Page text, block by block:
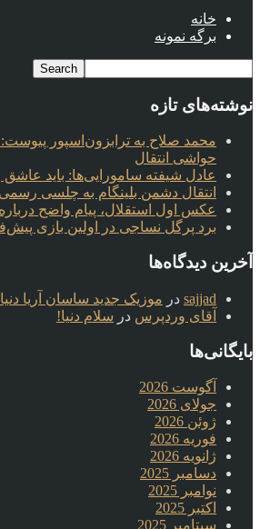
خانه
برگه نمونه
نوشته‌های تازه
محمد صلاح به ترابزون‌اسپور پیوست:
حواشی انتقال
عادل شیفته سامورایی‌ها: باید عاشق
انتقال دشمن بلینگام به چلسی
عکس اول استقلال، پیام واضح
برد پرگل نساجی در اولین بازی
آخرین دیدگاه‌ها
sajjad در موزیک جدید ساسان آریا
آقای وردپرس در سلام دنیا!
بایگانی‌ها
آگوست 2026
جولای 2026
ژوئن 2026
فوریه 2026
ژانویه 2026
دسامبر 2025
نوامبر 2025
اکتبر 2025
سپتامبر 2025